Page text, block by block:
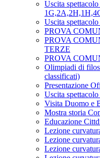
Uscita
Uscita
PROVA
PROVA
TERZE
PROVA
Olimpiadi di
classificati)
Presentazione
Uscita
Visita Duomo e
Mostra storia
Educazione
Lezione
Lezione
Lezione